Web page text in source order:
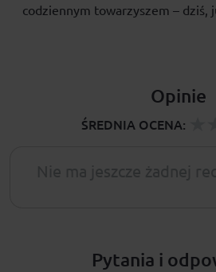
codziennym towarzyszem – dziś,
Opinie
ŚREDNIA OCENA:
Pytania i